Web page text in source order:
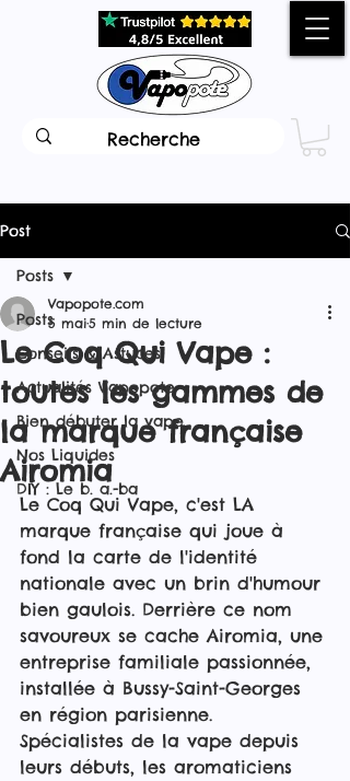
Post
Posts
Conseils & Astuces
Actualités Vapopote
Bien débuter la vape
Nos Liquides
DIY : Le b. a.-ba
Posts
Le Coq Qui Vape :
toutes les gammes de
la marque française
Airomia
Vapopote.com
5 mai5 min de lecture
Le Coq Qui Vape, c'est LA
marque française qui joue à
fond la carte de l'identité
nationale avec un brin d'humour
bien gaulois. Derrière ce nom
savoureux se cache Airomia, une
entreprise familiale passionnée,
installée à Bussy-Saint-Georges
en région parisienne.
Spécialistes de la vape depuis
leurs débuts, les aromaticiens